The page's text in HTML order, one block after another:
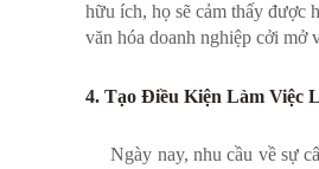
hữu ích, họ sẽ cảm thấy được
văn hóa doanh nghiệp cởi mở
4. Tạo Điều Kiện Làm Việc
Ngày nay, nhu cầu về sự